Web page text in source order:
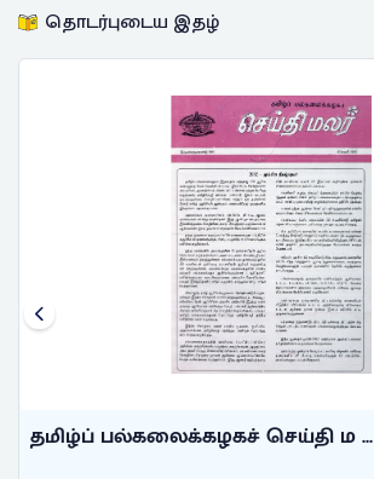
தொடர்புடைய இதழ்
தமிழ்ப் பல்கலைக்கழகச் செய்தி ம ...